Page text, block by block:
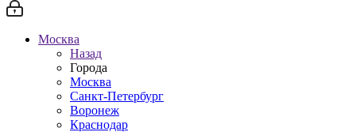
Москва
Назад
Города
Москва
Санкт-Петербург
Воронеж
Краснодар